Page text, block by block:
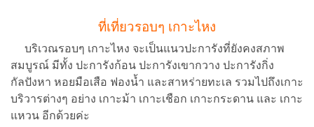
ที่เที่ยวรอบๆ เกาะไหง
บริเวณรอบๆ เกาะไหง จะเป็นแนวปะการังที่ยังคงสภาพ
สมบูรณ์ มีทั้ง ปะการังก้อน ปะการังเขากวาง ปะการังกิ่ง
กัลปังหา หอยมือเสือ ฟองน้ำ และสาหร่ายทะเล รวมไปถึงเกาะ
บริวารต่างๆ อย่าง เกาะม้า เกาะเชือก เกาะกระดาน และ เกาะ
แหวน อีกด้วยค่ะ